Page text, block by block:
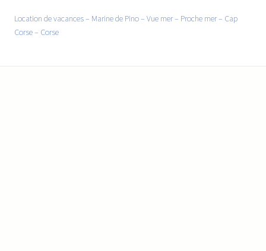
Location de vacances – Marine de Pino– Vue mer– Proche mer– Cap
Corse – Corse